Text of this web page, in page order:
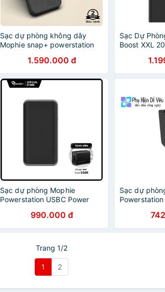
Sạc dự phòng không dây
Mophie snap+ powerstation
1.590.000 đ
Sạc Dự
Boost XXL
Sạc dự phòng Mophie
Powerstation USBC Power
401101508990.000 đ
Sạc dự
Trang 1/2
1 2